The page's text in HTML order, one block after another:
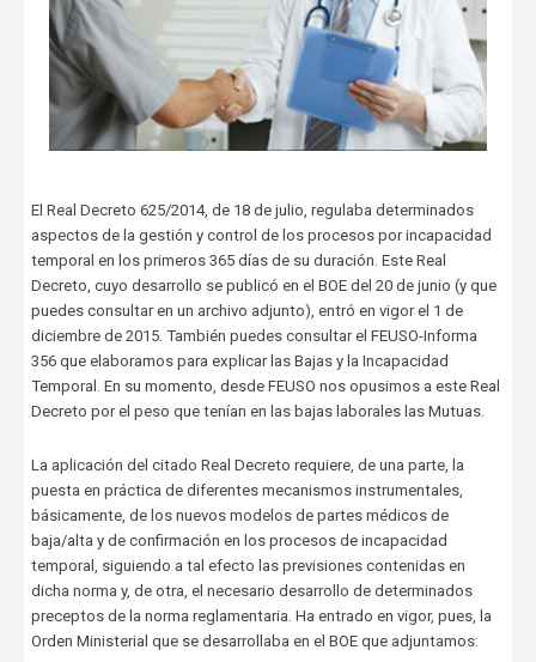
El Real Decreto 625/2014, de 18 de julio, regulaba determinados
aspectos de la gestión y control de los procesos por incapacidad
temporal en los primeros 365 días de su duración. Este Real
Decreto, cuyo desarrollo se publicó en el BOE del 20 de junio (y que
puedes consultar en un archivo adjunto), entró en vigor el 1 de
diciembre de 2015. También puedes consultar el FEUSO-Informa
356 que elaboramos para explicar las Bajas y la Incapacidad
Temporal. En su momento, desde FEUSO nos opusimos a este Real
Decreto por el peso que tenían en las bajas laborales las Mutuas.
La aplicación del citado Real Decreto requiere, de una parte, la
puesta en práctica de diferentes mecanismos instrumentales,
básicamente, de los nuevos modelos de partes médicos de
baja/alta y de confirmación en los procesos de incapacidad
temporal, siguiendo a tal efecto las previsiones contenidas en
dicha norma y, de otra, el necesario desarrollo de determinados
preceptos de la norma reglamentaria. Ha entrado en vigor, pues, la
Orden Ministerial que se desarrollaba en el BOE que adjuntamos: